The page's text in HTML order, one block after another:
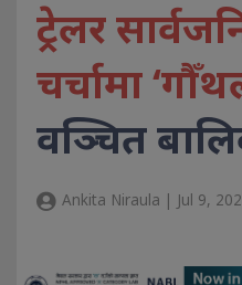
ट्रेलर
चर्चामा
वञ्चित
Ankita Niraula | Jul 9,